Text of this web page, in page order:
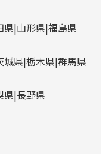
県 山形県 福島県
城県 栃木県 群馬県
県 長野県